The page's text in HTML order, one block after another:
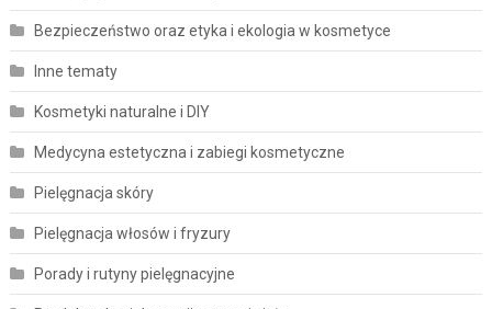
Bezpieczeństwo oraz etyka i ekologia w kosmetyce
Inne tematy
Kosmetyki naturalne i DIY
Medycyna estetyczna i zabiegi kosmetyczne
Pielęgnacja skóry
Pielęgnacja włosów i fryzury
Porady i rutyny pielęgnacyjne